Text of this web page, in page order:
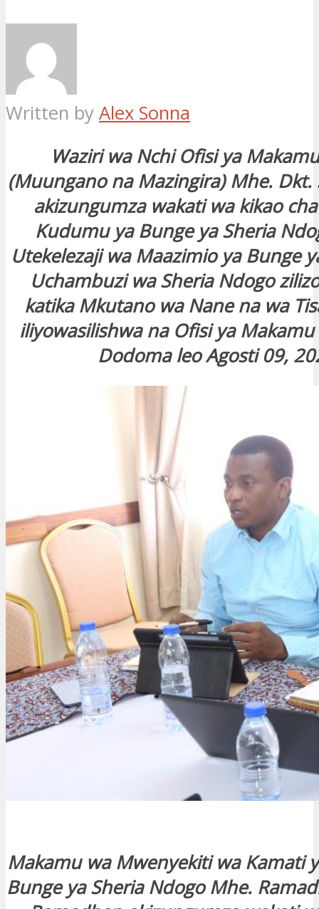
Written by Alex Sonna
Waziri wa Nchi Ofisi ya
(Muungano na Mazingira) Mhe. Dkt.
akizungumza wakati wa kikao
Kudumu ya Bunge ya Sheria
Utekelezaji wa Maazimio ya Bunge
Uchambuzi wa Sheria Ndogo
katika Mkutano wa Nane na wa
iliyowasilishwa na Ofisi ya Makamu
Dodoma leo Agosti 09,
Makamu wa Mwenyekiti wa Kamati
Bunge ya Sheria Ndogo Mhe.